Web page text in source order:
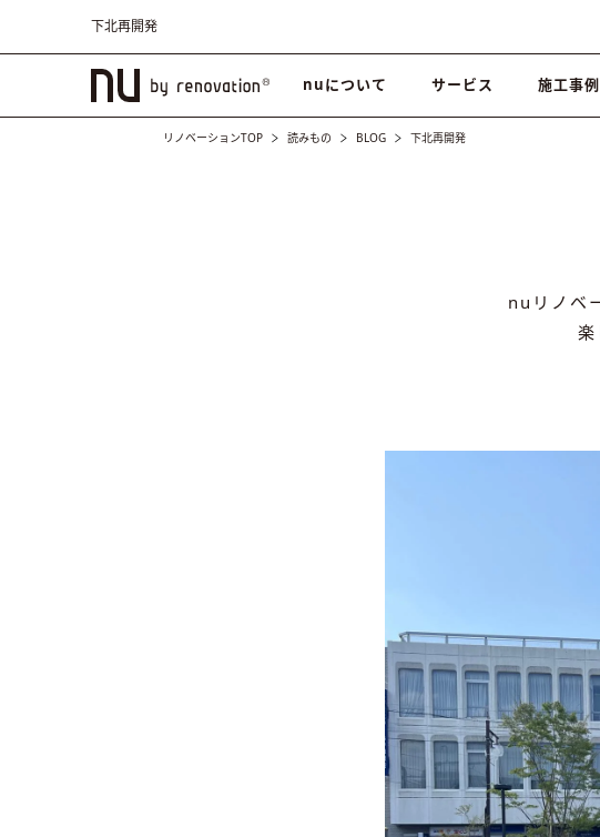
下北再開発
nuについて サービス 施工事例
リノベーションTOP 読みもの BLOG 下北再開発
nuリノベ
楽